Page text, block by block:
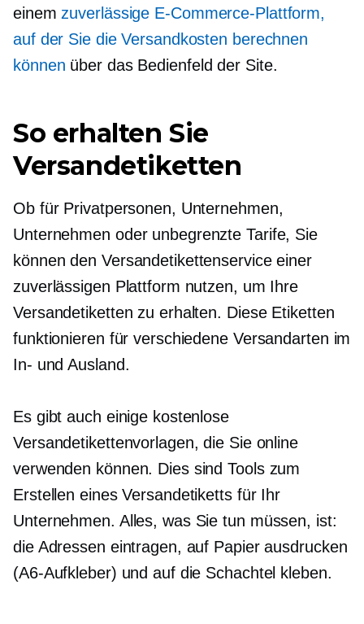
einem zuverlässige E-Commerce-Plattform,
auf der Sie die Versandkosten berechnen
können über das Bedienfeld der Site.
So erhalten Sie
Versandetiketten
Ob für Privatpersonen, Unternehmen,
Unternehmen oder unbegrenzte Tarife, Sie
können den Versandetikettenservice einer
zuverlässigen Plattform nutzen, um Ihre
Versandetiketten zu erhalten. Diese Etiketten
funktionieren für verschiedene Versandarten im
In- und Ausland.
Es gibt auch einige kostenlose
Versandetikettenvorlagen, die Sie online
verwenden können. Dies sind Tools zum
Erstellen eines Versandetiketts für Ihr
Unternehmen. Alles, was Sie tun müssen, ist:
die Adressen eintragen, auf Papier ausdrucken
(A6-Aufkleber) und auf die Schachtel kleben.